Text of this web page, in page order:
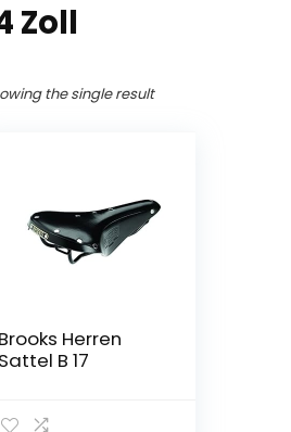
Zoll
the single result
Brooks Herren
Sattel B 17